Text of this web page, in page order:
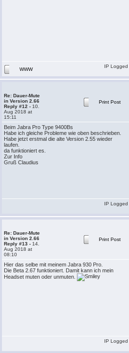
WWW
IP Logged
Re: Dauer-Mute
in Version 2.66
Reply #12 - 10.
Aug 2018 at
15:11
Print Post
Beim Jabra Pro Type 9400Bs
Habe ich gleiche Probleme wie oben beschrieben.
Habe jetzt erstmal die alte Version 2.55 wieder
laufen.
da funktioniert es.
Zur Info
Gruß Claudius
IP Logged
Re: Dauer-Mute
in Version 2.66
Reply #13 - 14.
Aug 2018 at
08:10
Print Post
Hier das selbe mit meinem Jabra 930 Pro.
Die Beta 2.67 funktioniert. Damit kann ich mein
Headset muten oder unmuten.
IP Logged